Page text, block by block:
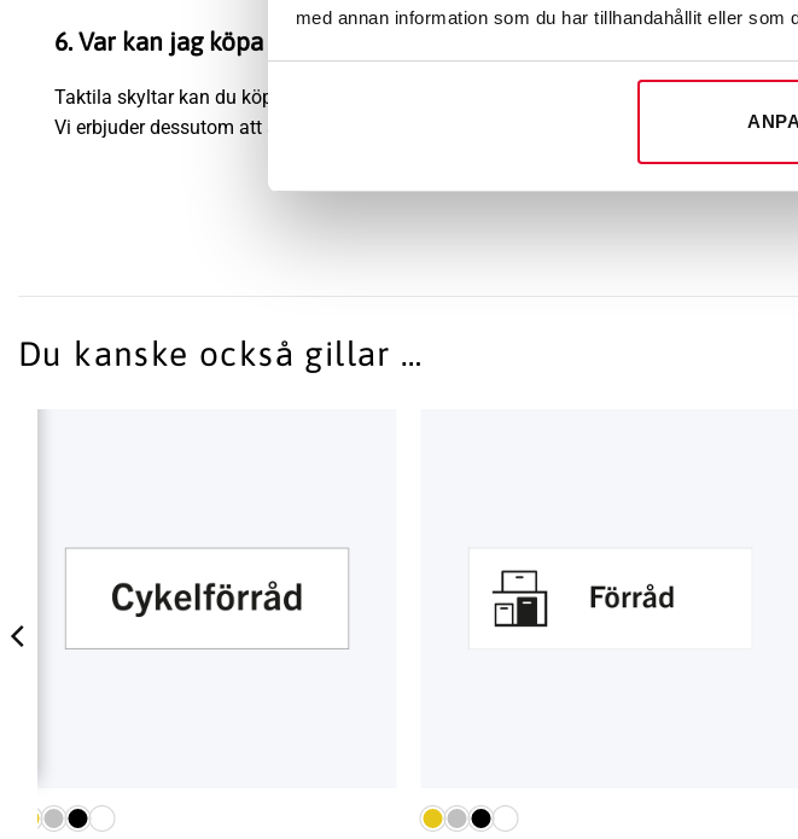
med annan information som du har tillhandahållit eller
6. Var kan jag köpa taktila skyltar?
Taktila skyltar kan du köpa i Skyltfabrikens webbshop där vi erbjuder ett
Vi erbjuder dessutom att anpassade lösningar för företag med unika piktogram som
Du kanske också gillar …